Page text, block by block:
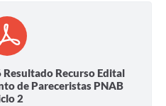
Recurso Edital
de Pareceristas PNAB
2